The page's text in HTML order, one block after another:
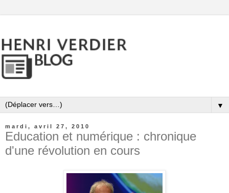
▼
mardi, avril 27, 2010
Education et numérique : chronique
d'une révolution en cours